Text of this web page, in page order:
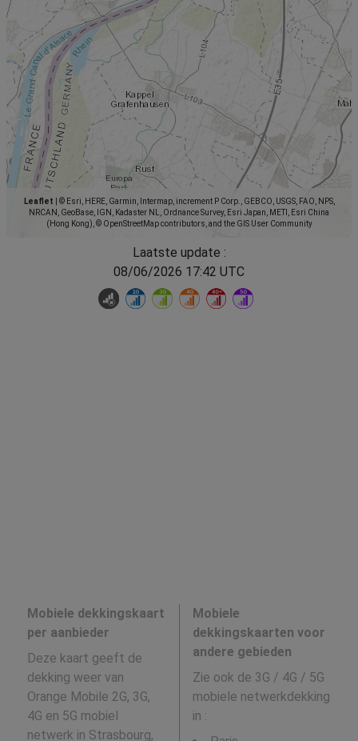
Leaflet
© Esri, HERE, Garmin, Intermap, increment P Corp., GEBCO, USGS, FAO, NPS,
NRCAN, GeoBase, IGN, Kadaster NL, Ordnance Survey, Esri Japan, METI, Esri China
(Hong Kong), © OpenStreetMap contributors, and the GIS User Community
Laatste update :
08/06/2026 17:42 UTC
Mobiele dekkingskaart
per aanbieder
Deze kaart geeft de
dekking weer van
Orange Mobile 2G, 3G,
4G en 5G mobiel
netwerk in Strasbourg,
Mobiele
dekkingskaarten voor
andere gebieden
Zie ook de 3G / 4G / 5G
mobiele netwerkdekking
in :